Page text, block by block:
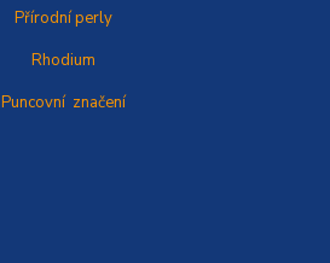
Přírodní perly
Rhodium
Puncovní značení